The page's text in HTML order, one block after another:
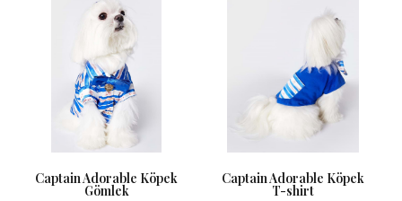
Captain Adorable Köpek
Gömlek
Captain Adorable Köpek
T-shirt